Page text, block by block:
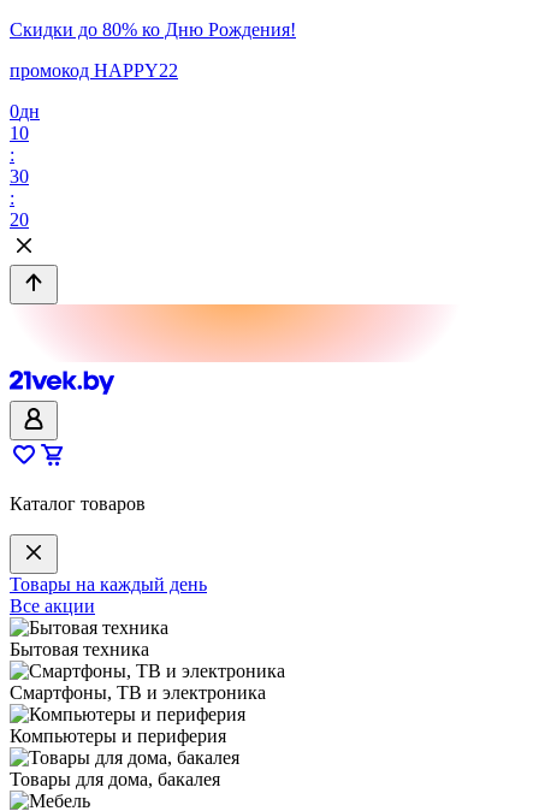
Скидки до 80% ко Дню Рождения!
промокод HAPPY22
0дн
10
:
30
:
20
Каталог товаров
Товары на каждый день
Все акции
Бытовая техника
Смартфоны, ТВ и электроника
Компьютеры и периферия
Товары для дома, бакалея